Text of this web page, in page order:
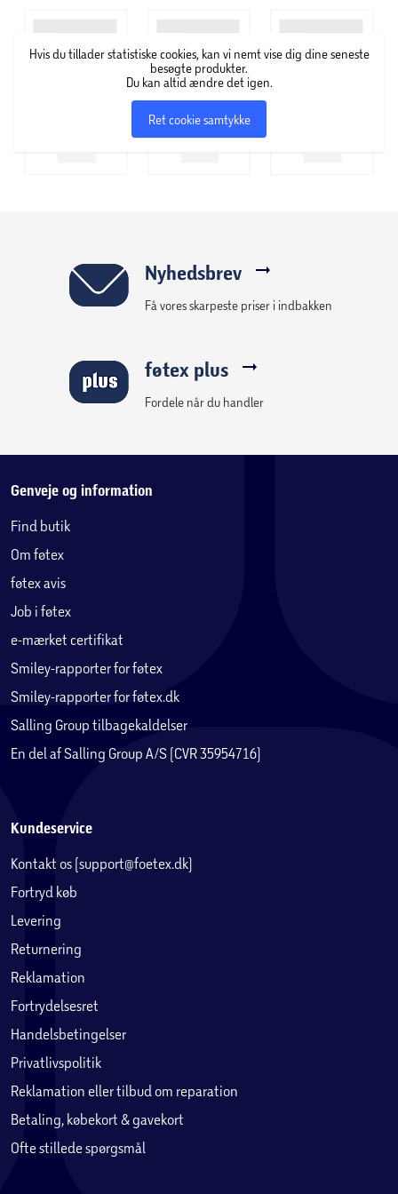
girafens bøjelige rangle giver en dejlig rynke- og rystelyd.
Den klassiske bold med roterende klaprangle leverer en
med at lindre ømt tandkød under tændeprocessen.
Hvis du tillader statistiske cookies, kan vi nemt vise dig dine seneste
besøgte produkter.
Du kan altid ændre det igen.
Ret cookie samtykke
Nyhedsbrev
Få vores skarpeste priser i indbakken
føtex plus
Fordele når du handler
Genveje og information
Find butik
Om føtex
føtex avis
Job i føtex
e-mærket certifikat
Smiley-rapporter for føtex
Smiley-rapporter for føtex.dk
Salling Group tilbagekaldelser
En del af Salling Group A/S (CVR 35954716)
Kundeservice
Kontakt os (support@foetex.dk)
Fortryd køb
Levering
Returnering
Reklamation
Fortrydelsesret
Handelsbetingelser
Privatlivspolitik
Reklamation eller tilbud om reparation
Betaling, købekort & gavekort
Ofte stillede spørgsmål